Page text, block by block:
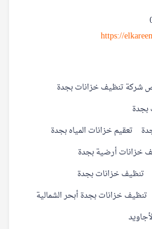
https://
شركة تنظيف خزانات بجدة
تعقيم خزانات المياه بجدة
خزانات أرضية بجدة
تنظيف خزانات بجدة
تنظيف خزانات بجدة أبحر الشمالية